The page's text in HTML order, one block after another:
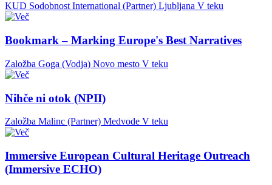
KUD Sodobnost International (Partner) Ljubljana V teku
Bookmark – Marking Europe's Best Narratives
Založba Goga (Vodja) Novo mesto V teku
Nihče ni otok (NPII)
Založba Malinc (Partner) Medvode V teku
Immersive European Cultural Heritage Outreach
(Immersive ECHO)